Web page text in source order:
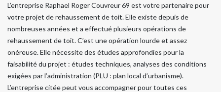
L’entreprise Raphael Roger Couvreur 69 est votre partenaire pour
votre projet de rehaussement de toit. Elle existe depuis de
nombreuses années et a effectué plusieurs opérations de
rehaussement de toit. C’est une opération lourde et assez
onéreuse. Elle nécessite des études approfondies pour la
faisabilité du projet : études techniques, analyses des conditions
exigées par l’administration (PLU : plan local d’urbanisme).
L’entreprise citée peut vous accompagner pour toutes ces